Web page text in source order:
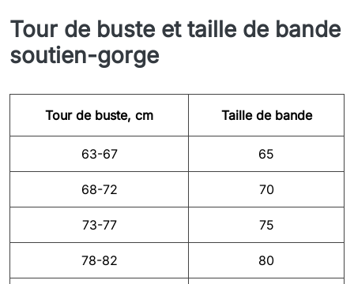
Tour de buste et taille de bande
soutien-gorge
Tour de buste, cm Taille de bande
63-67 65
68-72 70
73-77 75
78-82 80